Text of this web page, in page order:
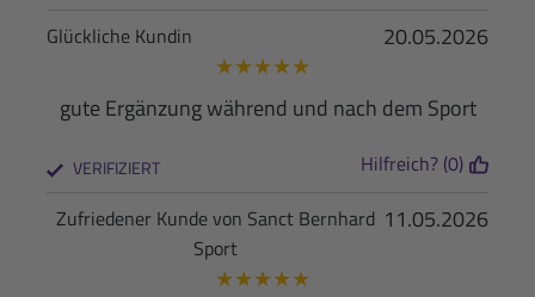
20.05.2026
Glückliche Kundin
★★★★★
gute Ergänzung während und nach dem Sport
VERIFIZIERT Hilfreich? (0)
11.05.2026
Zufriedener Kunde von Sanct Bernhard
Sport
★★★★★